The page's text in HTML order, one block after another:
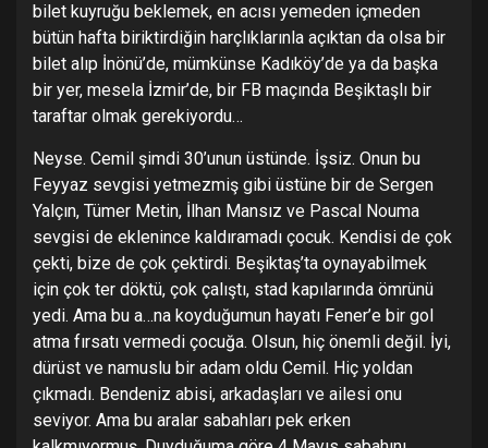
bilet kuyruğu beklemek, en acısı yemeden içmeden
bütün hafta biriktirdiğin harçlıklarınla açıktan da olsa bir
bilet alıp İnönü’de, mümkünse Kadıköy’de ya da başka
bir yer, mesela İzmir’de, bir FB maçında Beşiktaşlı bir
taraftar olmak gerekiyordu…
Neyse. Cemil şimdi 30’unun üstünde. İşsiz. Onun bu
Feyyaz sevgisi yetmezmiş gibi üstüne bir de Sergen
Yalçın, Tümer Metin, İlhan Mansız ve Pascal Nouma
sevgisi de eklenince kaldıramadı çocuk. Kendisi de çok
çekti, bize de çok çektirdi. Beşiktaş’ta oynayabilmek
için çok ter döktü, çok çalıştı, stad kapılarında ömrünü
yedi. Ama bu a…na koyduğumun hayatı Fener’e bir gol
atma fırsatı vermedi çocuğa. Olsun, hiç önemli değil. İyi,
dürüst ve namuslu bir adam oldu Cemil. Hiç yoldan
çıkmadı. Bendeniz abisi, arkadaşları ve ailesi onu
seviyor. Ama bu aralar sabahları pek erken